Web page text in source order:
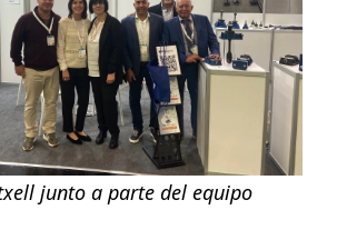
junto a parte del equipo